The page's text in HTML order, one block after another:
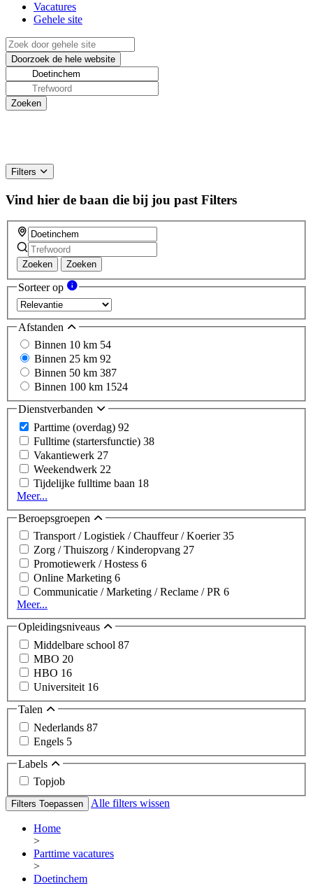
Vacatures
Gehele site
Filters
Vind hier de baan die bij jou past Filters
Zoeken Zoeken
Sorteer op
Afstanden
Binnen 10 km 54
Binnen 25 km 92
Binnen 50 km 387
Binnen 100 km 1524
Dienstverbanden
Parttime (overdag) 92
Fulltime (startersfunctie) 38
Vakantiewerk 27
Weekendwerk 22
Tijdelijke fulltime baan 18
Meer...
Beroepsgroepen
Transport / Logistiek / Chauffeur / Koerier35
Zorg / Thuiszorg / Kinderopvang 27
Promotiewerk / Hostess 6
Online Marketing 6
Communicatie / Marketing / Reclame / PR 6
Meer...
Opleidingsniveaus
Middelbare school 87
MBO 20
HBO 16
Universiteit 16
Talen
Nederlands 87
Engels 5
Labels
Topjob
Filters Toepassen Alle filters wissen
Home
>
Parttime vacatures
>
Doetinchem